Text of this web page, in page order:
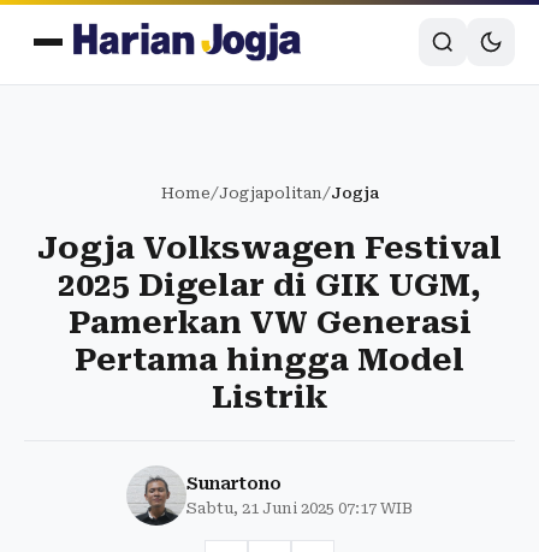
Home/Jogjapolitan/Jogja
Jogja Volkswagen Festival
2025 Digelar di GIK UGM,
Pamerkan VW Generasi
Pertama hingga Model
Listrik
Sunartono
Sabtu, 21 Juni 2025 07:17 WIB